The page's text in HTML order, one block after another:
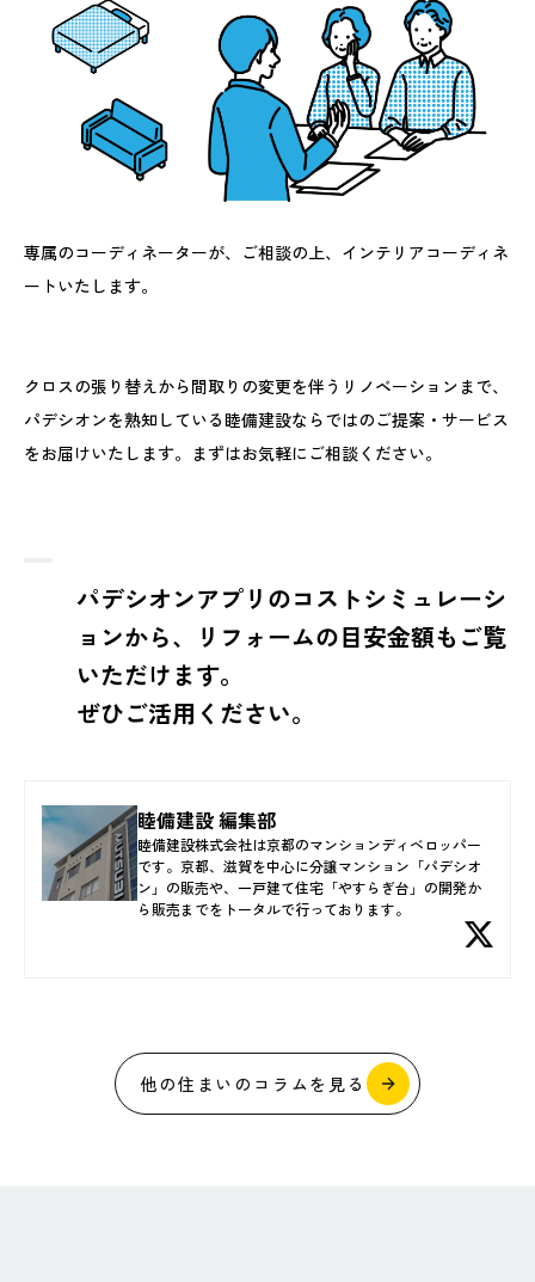
専属のコーディネーターが、ご相談の上、インテリアコーディネ
ートいたします。
クロスの張り替えから間取りの変更を伴うリノベーションまで、
パデシオンを熟知している睦備建設ならではのご提案・サービス
をお届けいたします。まずはお気軽にご相談ください。
パデシオンアプリのコストシミュレーシ
ョンから、リフォームの目安金額もご覧
いただけます。
ぜひご活用ください。
睦備建設 編集部
睦備建設株式会社は京都のマンションディベロッパー
です。京都、滋賀を中心に分譲マンション「パデシオ
ン」の販売や、一戸建て住宅「やすらぎ台」の開発か
ら販売までをトータルで行っております。
他の住まいのコラムを見る